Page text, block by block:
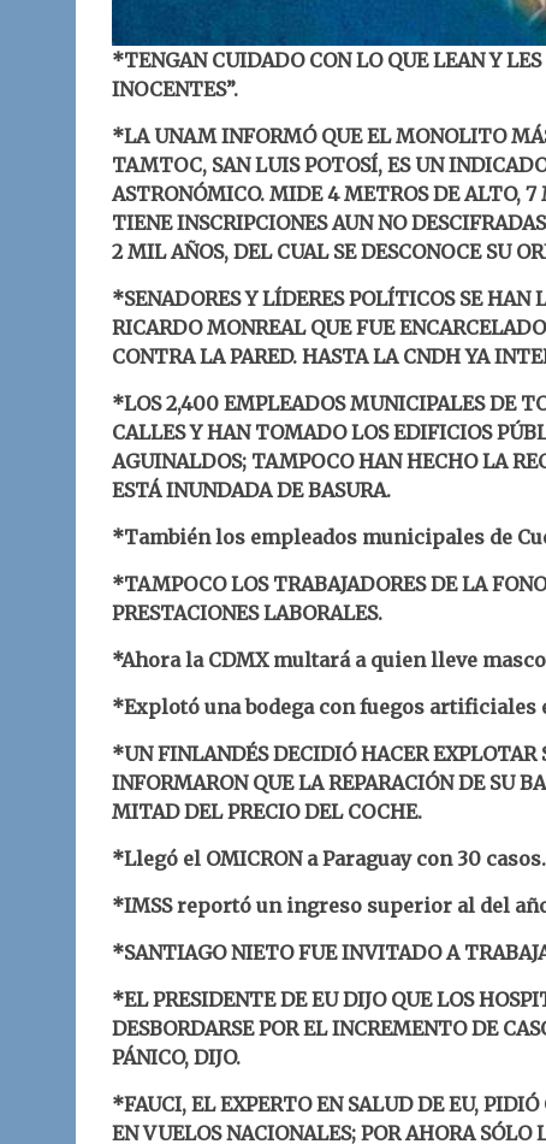
*TENGAN CUIDADO CON LO QUE LEAN Y
INOCENTES”.
*LA UNAM INFORMÓ QUE EL MONOLITO
TAMTOC, SAN LUIS POTOSÍ, ES UN
ASTRONÓMICO. MIDE 4 METROS DE ALTO, 7
TIENE INSCRIPCIONES AUN NO
2 MIL AÑOS, DEL CUAL SE DESCONOCE SU
*SENADORES Y LÍDERES POLÍTICOS SE HAN
RICARDO MONREAL QUE FUE
CONTRA LA PARED. HASTA LA CNDH YA
*LOS 2,400 EMPLEADOS MUNICIPALES DE
CALLES Y HAN TOMADO LOS EDIFICIOS
AGUINALDOS; TAMPOCO HAN HECHO LA
ESTÁ INUNDADA DE BASURA.
*También los empleados municipales de
*TAMPOCO LOS TRABAJADORES DE LA
PRESTACIONES LABORALES.
*Ahora la CDMX multará a quien lleve
*Explotó una bodega con fuegos artificiales
*UN FINLANDÉS DECIDIÓ HACER EXPLOTAR
INFORMARON QUE LA REPARACIÓN DE SU
MITAD DEL PRECIO DEL COCHE.
*Llegó el OMICRON a Paraguay con 30
*IMSS reportó un ingreso superior al del
*SANTIAGO NIETO FUE INVITADO A
*EL PRESIDENTE DE EU DIJO QUE LOS
DESBORDARSE POR EL INCREMENTO DE
PÁNICO, DIJO.
*FAUCI, EL EXPERTO EN SALUD DE EU,
EN VUELOS NACIONALES; POR AHORA SÓLO